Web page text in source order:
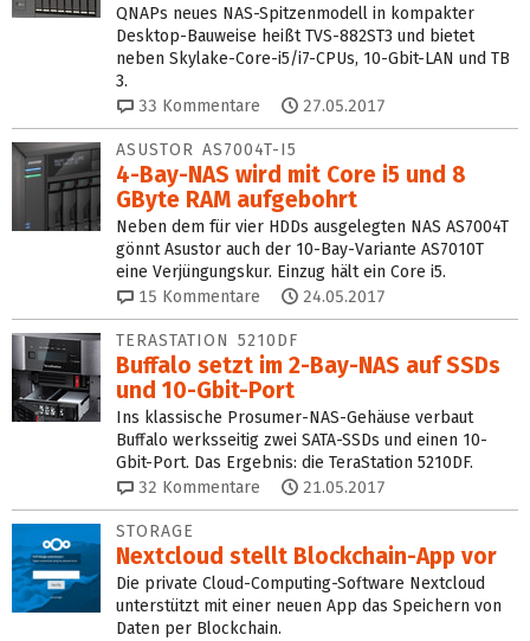
QNAPs neues NAS-Spitzenmodell in kompakter
Desktop-Bauweise heißt TVS-882ST3 und bietet
neben Skylake-Core-i5/i7-CPUs, 10-Gbit-LAN und TB
3.
33 Kommentare 27.05.2017
ASUSTOR AS7004T-I5
4-Bay-NAS wird mit Core i5 und 8
GByte RAM aufgebohrt
Neben dem für vier HDDs ausgelegten NAS AS7004T
gönnt Asustor auch der 10-Bay-Variante AS7010T
eine Verjüngungskur. Einzug hält ein Core i5.
15 Kommentare 24.05.2017
TERASTATION 5210DF
Buffalo setzt im 2-Bay-NAS auf SSDs
und 10-Gbit-Port
Ins klassische Prosumer-NAS-Gehäuse verbaut
Buffalo werksseitig zwei SATA-SSDs und einen 10-
Gbit-Port. Das Ergebnis: die TeraStation 5210DF.
32 Kommentare 21.05.2017
STORAGE
Nextcloud stellt Blockchain-App vor
Die private Cloud-Computing-Software Nextcloud
unterstützt mit einer neuen App das Speichern von
Daten per Blockchain.